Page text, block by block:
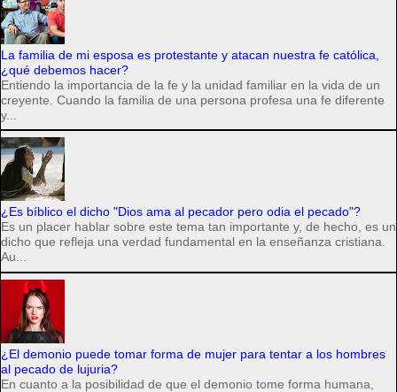
La familia de mi esposa es protestante y atacan nuestra fe católica,
¿qué debemos hacer?
Entiendo la importancia de la fe y la unidad familiar en la vida de un
creyente. Cuando la familia de una persona profesa una fe diferente
y...
¿Es bíblico el dicho "Dios ama al pecador pero odia el pecado"?
Es un placer hablar sobre este tema tan importante y, de hecho, es un
dicho que refleja una verdad fundamental en la enseñanza cristiana.
Au...
¿El demonio puede tomar forma de mujer para tentar a los hombres
al pecado de lujuria?
En cuanto a la posibilidad de que el demonio tome forma humana,